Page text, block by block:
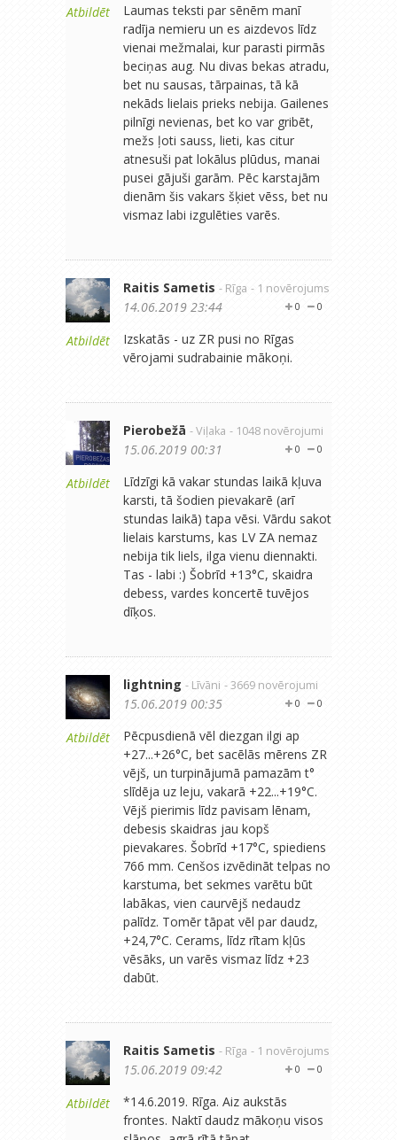
Atbildēt
Laumas teksti par sēnēm manī
radīja nemieru un es aizdevos līdz
vienai mežmalai, kur parasti pirmās
beciņas aug. Nu divas bekas atradu,
bet nu sausas, tārpainas, tā kā
nekāds lielais prieks nebija. Gailenes
pilnīgi nevienas, bet ko var gribēt,
mežs ļoti sauss, lieti, kas citur
atnesuši pat lokālus plūdus, manai
pusei gājuši garām. Pēc karstajām
dienām šis vakars šķiet vēss, bet nu
vismaz labi izgulēties varēs.
Atbildēt
Raitis Sametis - Rīga - 1 novērojums
0
0
14.06.2019 23:44
Izskatās - uz ZR pusi no Rīgas
vērojami sudrabainie mākoņi.
Atbildēt
Pierobežā - Viļaka - 1048 novērojumi
0
0
15.06.2019 00:31
Līdzīgi kā vakar stundas laikā kļuva
karsti, tā šodien pievakarē (arī
stundas laikā) tapa vēsi. Vārdu sakot
lielais karstums, kas LV ZA nemaz
nebija tik liels, ilga vienu diennakti.
Tas - labi :) Šobrīd +13°C, skaidra
debess, vardes koncertē tuvējos
dīķos.
Atbildēt
lightning - Līvāni - 3669 novērojumi
0
0
15.06.2019 00:35
Pēcpusdienā vēl diezgan ilgi ap
+27...+26°C, bet sacēlās mērens ZR
vējš, un turpinājumā pamazām t°
slīdēja uz leju, vakarā +22...+19°C.
Vējš pierimis līdz pavisam lēnam,
debesis skaidras jau kopš
pievakares. Šobrīd +17°C, spiediens
766 mm. Cenšos izvēdināt telpas no
karstuma, bet sekmes varētu būt
labākas, vien caurvējš nedaudz
palīdz. Tomēr tāpat vēl par daudz,
+24,7°C. Cerams, līdz rītam kļūs
vēsāks, un varēs vismaz līdz +23
dabūt.
Atbildēt
Raitis Sametis - Rīga - 1 novērojums
0
0
15.06.2019 09:42
*14.6.2019. Rīga. Aiz aukstās
frontes. Naktī daudz mākoņu visos